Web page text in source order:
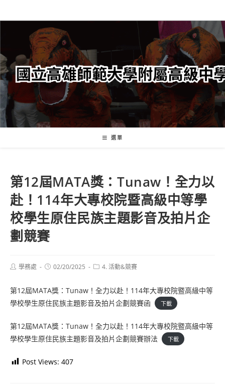
轉
要
內
容
選單
第12屆MATA獎：Tunaw！全力以
赴！114年大專校院暨高級中等學
校學生原住民族主題影音及拍片企
劃競賽
Post學務處
Post02/20/2025
Post4. 活動&競賽
第12屆MATA獎：Tunaw！全力以赴！114年大專校院暨高級中等
學校學生原住民族主題影音及拍片企劃競賽函
下載
第12屆MATA獎：Tunaw！全力以赴！114年大專校院暨高級中等
學校學生原住民族主題影音及拍片企劃競賽辦法
下載
Post Views: 407